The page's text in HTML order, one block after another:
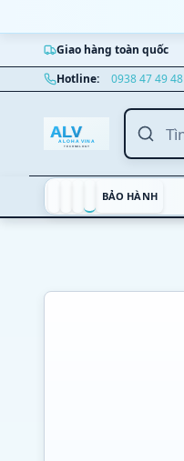
Giao hàng toàn quốc
Nhảy tới nội dung chính
Hotline: 0938 47 49 48
BẢO HÀNH